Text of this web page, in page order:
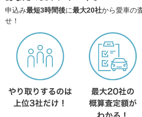
申込み最短3時間後に最大20社から愛車の
せ！